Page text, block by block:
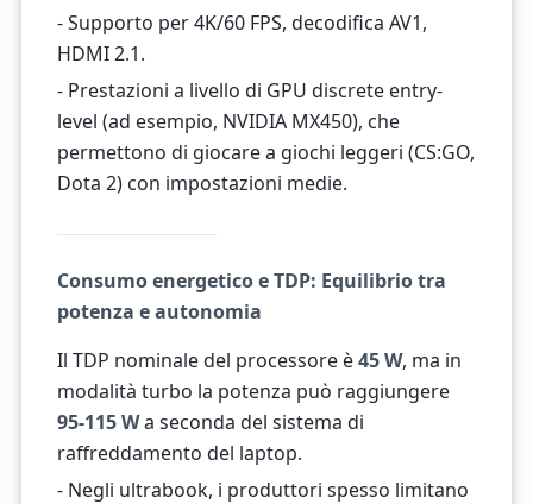
- Supporto per 4K/60 FPS, decodifica AV1,
HDMI 2.1.
- Prestazioni a livello di GPU discrete entry-
level (ad esempio, NVIDIA MX450), che
permettono di giocare a giochi leggeri (CS:GO,
Dota 2) con impostazioni medie.
Consumo energetico e TDP: Equilibrio tra
potenza e autonomia
Il TDP nominale del processore è45 W, ma in
modalità turbo la potenza può raggiungere
95-115 Wa seconda del sistema di
raffreddamento del laptop.
- Negli ultrabook, i produttori spesso limitano